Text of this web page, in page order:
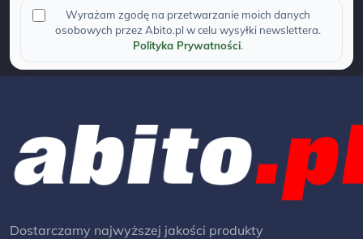
Wyrażam zgodę na przetwarzanie moich danych
osobowych przez Abito.pl w celu wysyłki newslettera.
Polityka Prywatności.
Dostarczamy najwyższej jakości produkty